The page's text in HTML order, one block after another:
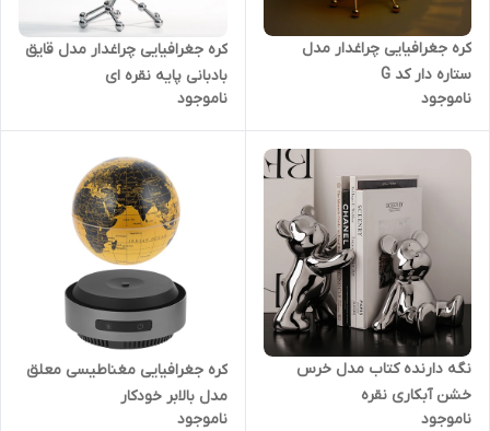
کره جغرافیایی چراغدار مدل
ستاره دار کد G
ناموجود
کره جغرافیایی چراغدار مدل قایق
بادبانی پایه نقره ای
ناموجود
نگه دارنده کتاب مدل خرس
خشن آبکاری نقره
ناموجود
کره جغرافیایی مغناطیسی معلق
مدل بالابر خودکار
ناموجود